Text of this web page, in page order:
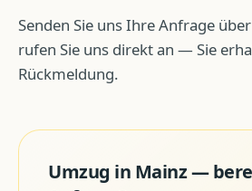
Senden Sie uns Ihre Anfrage
rufen Sie uns direkt an — Sie
Rückmeldung.
Umzug in Mainz—